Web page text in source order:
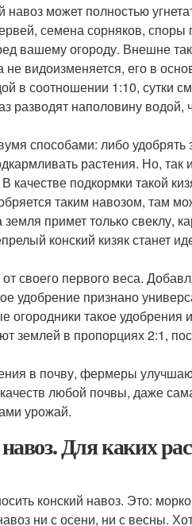
может полностью
семена сорняков, споры
вашему огороду. Внешне
видоизменяется, его в
в соотношении 1:10, сутки
разводят наполовину водой,
способами: либо
растения. Но, так
качестве подкормки такой
таким навозом, там
примет только свеклу,
конский кизяк станет
своего первого веса.
удобрение признано
такое удобрения
землей в пропорциях 2:1,
в почву, фермеры
любой почвы, даже
урожай.
Для каких
конский навоз. Это:
ни с осени, ни с весны.